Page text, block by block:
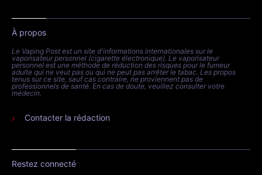
À propos
Le Vaping Post est un site d'informations internationales sur le
vaporisateur personnel (cigarette électronique). Le vaporisateur
personnel est une méthode de réduction des risques pour le fumeur
adulte qui ne veut pas ou qui ne peut pas arrêter le tabac. Les propos
tenus sur ce site, sauf cas contraire, ne proviennent pas de
professionnels de santé. En cas de doute, veuillez consulter votre
médecin.
Contacter la rédaction
Restez connecté